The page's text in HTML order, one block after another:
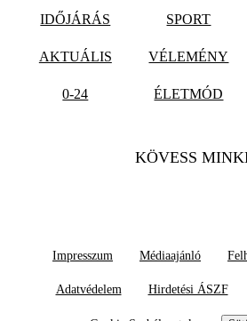
IDŐJÁRÁS SPORT
AKTUÁLIS VÉLEMÉNY
0-24 ÉLETMÓD
KÖVESS
Impresszum Médiaajánló
Adatvédelem Hirdetési ÁSZF